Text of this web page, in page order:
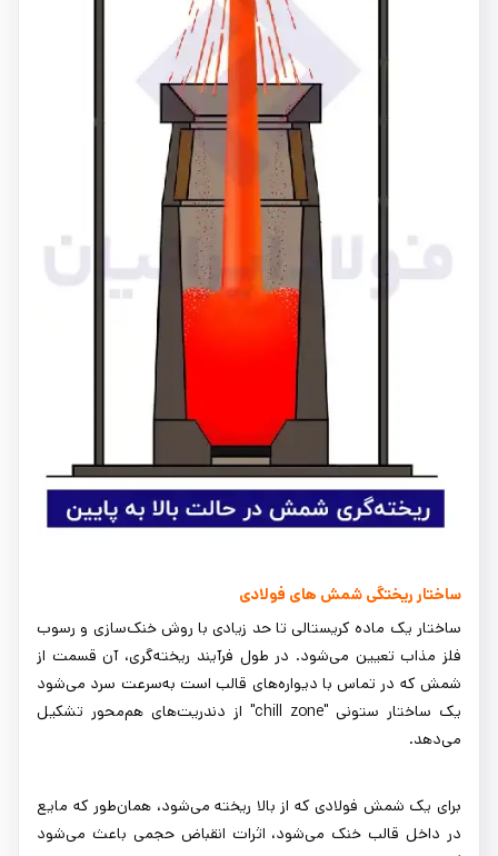
ساختار ریختگی شمش ‌های فولادی
ساختار یک ماده کریستالی تا حد زیادی با روش خنک‌سازی و رسوب
فلز مذاب تعیین می‌شود. در طول فرآیند ریخته‌گری، آن قسمت از
شمش که در تماس با دیواره‌های قالب است به‌سرعت سرد می‌شود
یک ساختار ستونی "chill zone" از دندریت‌های هم‌محور تشکیل
می‌دهد.
برای یک شمش فولادی که از بالا ریخته می‌شود، همان‌طور که مایع
در داخل قالب خنک می‌شود، اثرات انقباض حجمی باعث می‌شود